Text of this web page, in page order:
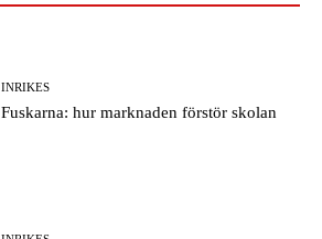
INRIKES
Fuskarna: hur marknaden förstör skolan